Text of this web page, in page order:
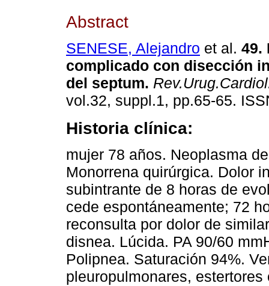
Abstract
SENESE, Alejandro et al. 49.
complicado con disección
del septum.
vol.32, suppl.1, pp.65-65.
Historia clínica:
mujer 78 años. Neoplasma
Monorrena quirúrgica. Dolor
subintrante de 8 horas de
cede espontáneamente; 72
reconsulta por dolor de
disnea. Lúcida. PA 90/60
Polipnea. Saturación 94%.
pleuropulmonares,